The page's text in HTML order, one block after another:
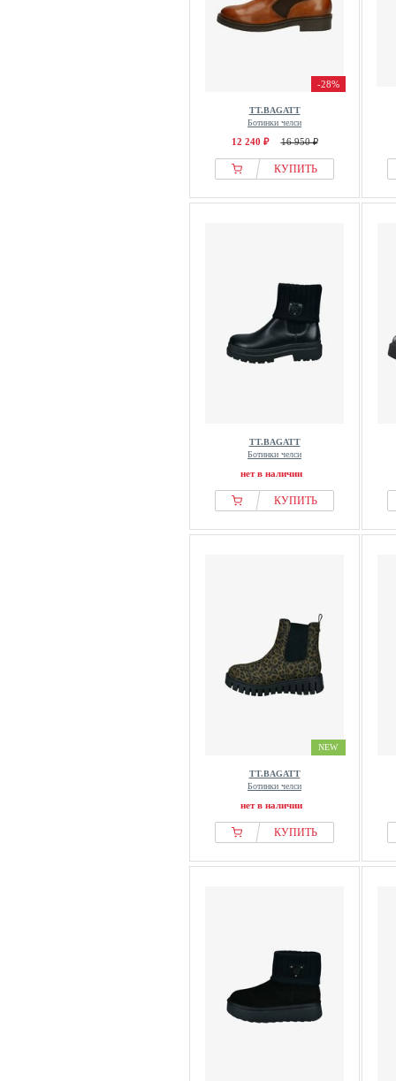
-28%
TT.BAGATT
Ботинки челси
12 240 ₽ 16 950 ₽
КУПИТЬ
TT.BAGATT
Ботинки челси
нет в наличии
КУПИТЬ
NEW
TT.BAGATT
Ботинки челси
нет в наличии
КУПИТЬ